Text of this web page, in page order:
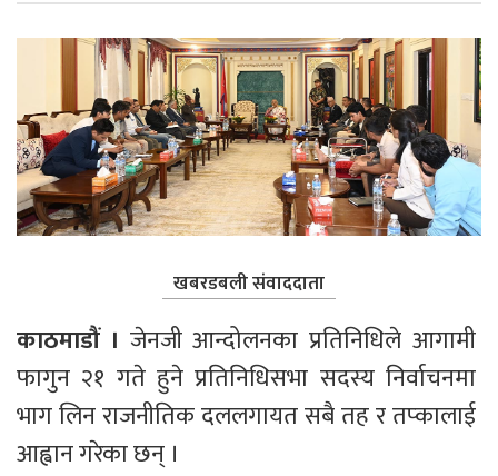
खबरडबली संवाददाता
काठमाडौं । जेनजी आन्दोलनका प्रतिनिधिले आगामी
फागुन २१ गते हुने प्रतिनिधिसभा सदस्य निर्वाचनमा
भाग लिन राजनीतिक दललगायत सबै तह र तप्कालाई
आह्वान गरेका छन् ।